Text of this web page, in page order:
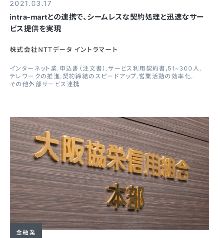
2021.03.17
intra-martとの連携で、シームレスな契約処理と迅速なサー
ビス提供を実現
株式会社NTTデータ イントラマート
インターネット業 申込書（注文書） サービス利用契約書 51~300人
テレワークの推進 契約締結のスピードアップ 営業活動の効率化
その他外部サービス連携
金融業